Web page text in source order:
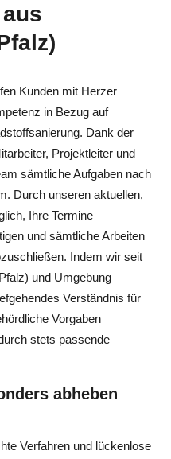
Kunden mit Herzer
in Bezug auf
Dank der
Projektleiter und
sämtliche Aufgaben nach
Durch unseren aktuellen,
Ihre Termine
und sämtliche Arbeiten
Indem wir seit
und Umgebung
Verständnis für
Vorgaben
stets passende
abheben
Verfahren und lückenlose